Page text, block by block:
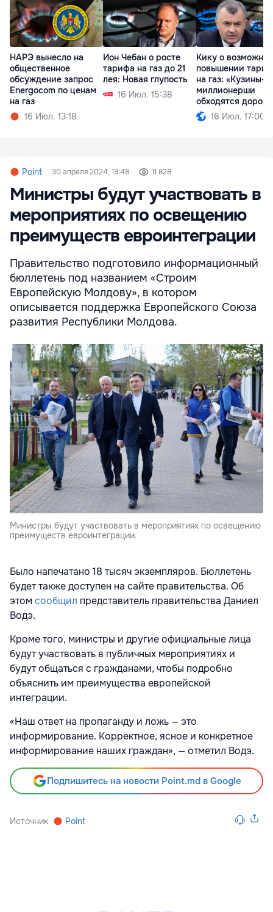
НАРЭ вынесло на
общественное
обсуждение запрос
Energocom по ценам
на газ
16 Июл. 13:18
Ион Чебан о росте
тарифа на газ до 21
лея: Новая глупость
16 Июл. 15:38
Кику о
повышении
на газ: «Кузины-
миллионерши
обходятся
16 Июл. 17:00
Point 30 апреля 2024, 19:48 11 828
Министры будут участвовать в
мероприятиях по освещению
преимуществ евроинтеграции
Правительство подготовило информационный
бюллетень под названием «Строим
Европейскую Молдову», в котором
описывается поддержка Европейского Союза
развития Республики Молдова.
Министры будут участвовать в мероприятиях по освещению
преимуществ евроинтеграции.
Было напечатано 18 тысяч экземпляров. Бюллетень
будет также доступен на сайте правительства. Об
этомсообщил представитель правительства Даниел
Водэ.
Кроме того, министры и другие официальные лица
будут участвовать в публичных мероприятиях и
будут общаться с гражданами, чтобы подробно
объяснить им преимущества европейской
интеграции.
«Наш ответ на пропаганду и ложь — это
информирование. Корректное, ясное и конкретное
информирование наших граждан», — отметил Водэ.
Подпишитесь на новости Point.md в Google
Источник Point